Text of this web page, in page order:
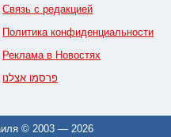
Связь с редакцией
Политика конфиденциальности
Реклама в Новостях
פרסמו אצלנו
© 2003 —2026